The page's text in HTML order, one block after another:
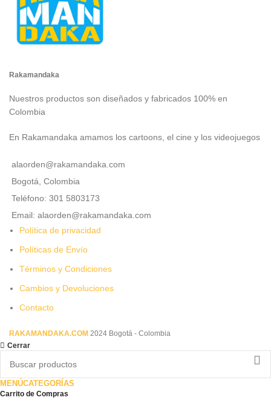
Rakamandaka
Nuestros productos son diseñados y fabricados 100% en
Colombia
En Rakamandaka amamos los cartoons, el cine y los videojuegos
alaorden@rakamandaka.com
Bogotá, Colombia
Teléfono: 301 5803173
Email: alaorden@rakamandaka.com
Política de privacidad
Políticas de Envío
Términos y Condiciones
Cambios y Devoluciones
Contacto
RAKAMANDAKA.COM 2024 Bogotá - Colombia
Cerrar
MENÚCATEGORÍAS
Carrito de Compras